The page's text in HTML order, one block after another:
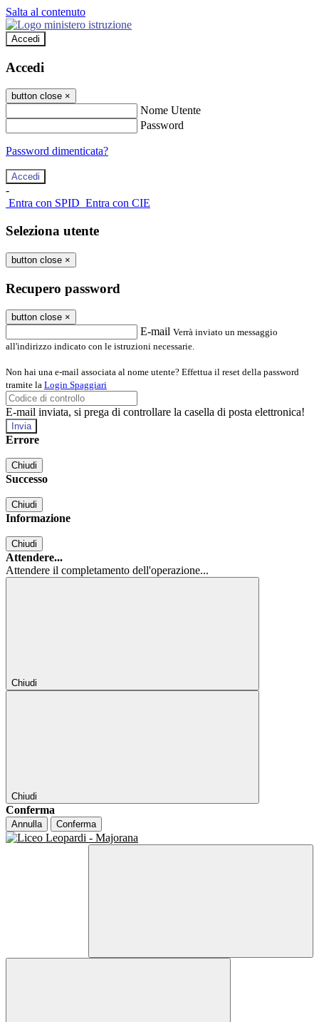
Salta al contenuto
Accedi
Accedi
button close ×
Nome Utente
Password
Password dimenticata?
-
Entra con SPID Entra con CIE
Seleziona utente
button close ×
Recupero password
button close ×
E-mail Verrà inviato un messaggio
all'indirizzo indicato con le istruzioni necessarie.
Non hai una e-mail associata al nome utente? Effettua il reset della password
tramite la Login Spaggiari
E-mail inviata, si prega di controllare la casella di posta elettronica!
Errore
Chiudi
Successo
Chiudi
Informazione
Chiudi
Attendere...
Attendere il completamento dell'operazione...
Chiudi
Chiudi
Conferma
Annulla Conferma